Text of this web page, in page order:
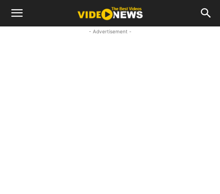
- Advertisement -